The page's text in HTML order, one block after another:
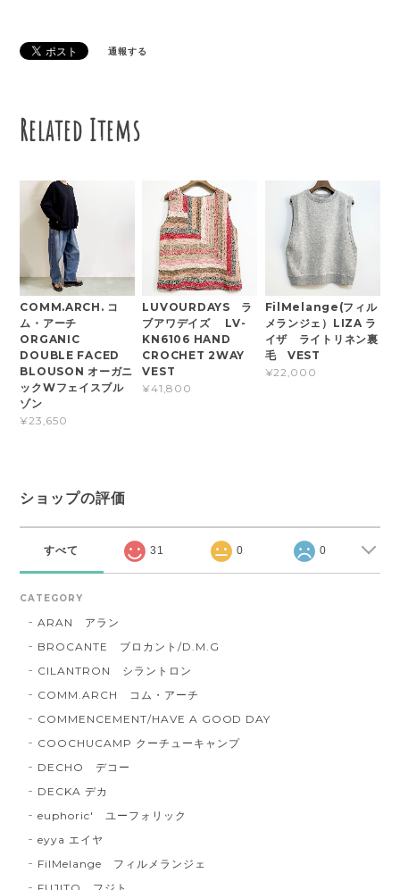
通報する
Related Items
COMM.ARCH. コ
ム・アーチ
ORGANIC
DOUBLE FACED
BLOUSON オーガニ
ックWフェイスブル
ゾン
¥23,650
LUVOURDAYS ラ
ブアワデイズ LV-
KN6106 HAND
CROCHET 2WAY
VEST
¥41,800
FilMelange(フィル
メランジェ）LIZA ラ
イザ ライトリネン裏
毛 VEST
¥22,000
ショップの評価
すべて 31 0 0
CATEGORY
ARAN アラン
BROCANTE ブロカント/D.M.G
CILANTRON シラントロン
COMM.ARCH コム・アーチ
COMMENCEMENT/HAVE A GOOD DAY
COOCHUCAMP クーチューキャンプ
DECHO デコー
DECKA デカ
euphoric' ユーフォリック
eyya エイヤ
FilMelange フィルメランジェ